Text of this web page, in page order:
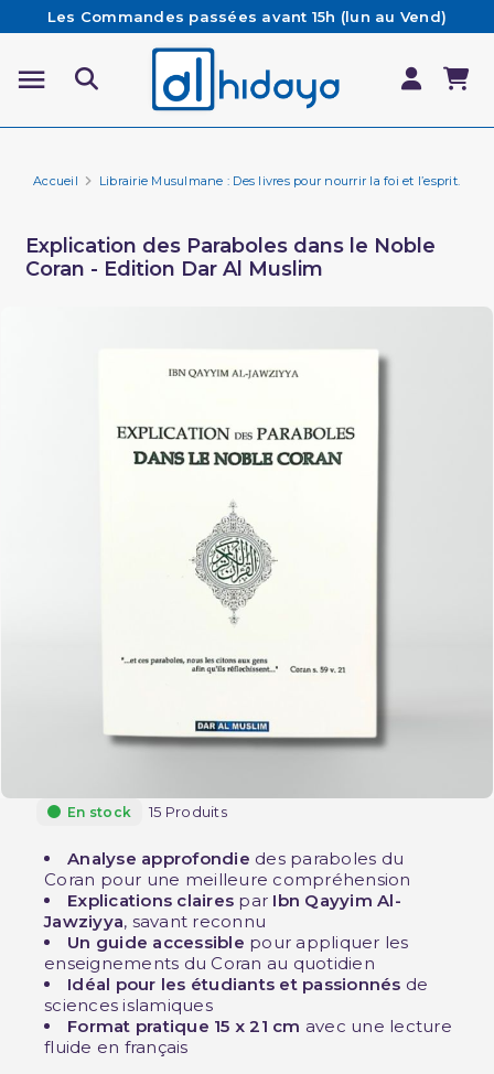
Les Commandes passées avant 15h (lun au Vend)
sont préparées et expédiées le jour même
Besoin d'aide ? Retrouvez notre FAQ
Livraison offerte à partir de 65€ d'achat*
Accueil Librairie Musulmane : Des livres pour nourrir la foi et l’esprit.
Explication des Paraboles dans le Noble
Coran - Edition Dar Al Muslim
En stock 15 Produits
Analyse approfondie des paraboles du
Coran pour une meilleure compréhension
Explications claires par Ibn Qayyim Al-
Jawziyya, savant reconnu
Un guide accessible pour appliquer les
enseignements du Coran au quotidien
Idéal pour les étudiants et passionnés de
sciences islamiques
Format pratique 15 x 21 cm avec une lecture
fluide en français